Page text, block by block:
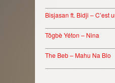
Bisjasan ft. Bidji – C’est
Tôgbè Yéton – Nina
The Beb – Mahu Na Blo